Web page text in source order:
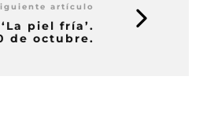
artículo
piel fría’.
de octubre.